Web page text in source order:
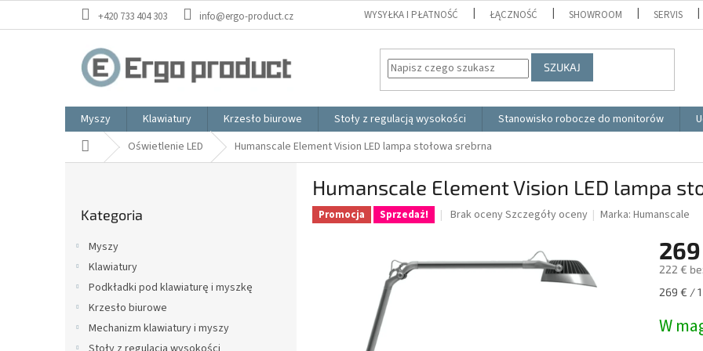
+420 733 404 303 info@ergo-product.cz WYSYŁKA I PŁATNOŚĆ ŁĄCZNOŚĆ SHOWROOM SERVIS
SZUKAJ
Myszy Klawiatury Krzesło biurowe Stoły z regulacją wysokości Stanowisko robocze do monitorów
Home Oświetlenie LED Humanscale Element Vision LED lampa stołowa srebrna
kategorie
Kategoria
Myszy
Klawiatury
Podkładki pod klawiaturę i myszkę
Krzesło biurowe
Mechanizm klawiatury i myszy
Humanscale Element Vision LED lampa
Promocja Sprzedaż!
Średnia
wynosi
0.0
Brak ocenySzczegóły oceny Marka:Humanscale
222 €
Cena
269 € /
W